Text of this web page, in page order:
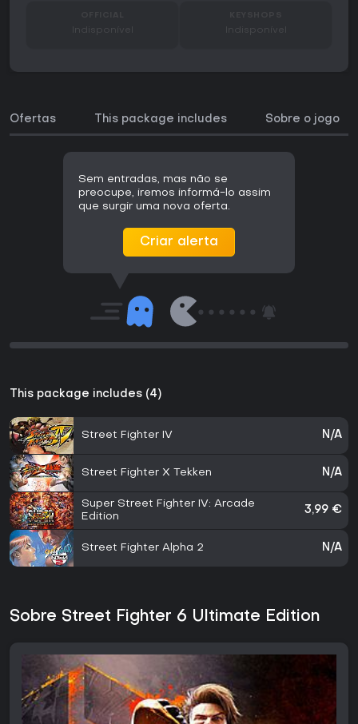
Indisponível Indisponível
Ofertas This package includes Sobre o jogo
Sem entradas, mas não se
preocupe, iremos informá-lo assim
que surgir uma nova oferta.
Criar alerta
This package includes (4)
Street Fighter IV N/A
Street Fighter X Tekken N/A
Super Street Fighter IV: Arcade
Edition
3,99 €
Street Fighter Alpha 2 N/A
Sobre Street Fighter 6 Ultimate Edition